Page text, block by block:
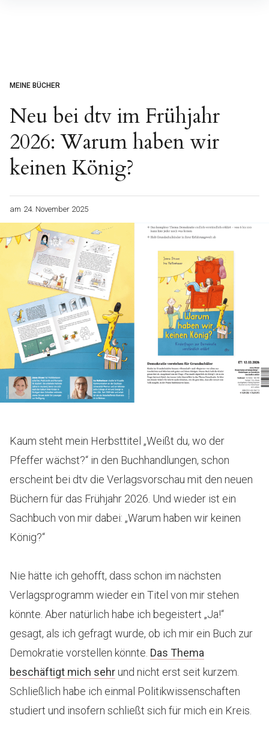
MEINE BÜCHER
Neu bei dtv im Frühjahr
2026: Warum haben wir
keinen König?
am 24. November 2025
Kaum steht mein Herbsttitel „Weißt du, wo der
Pfeffer wächst?“ in den Buchhandlungen, schon
erscheint bei dtv die Verlagsvorschau mit den neuen
Büchern für das Frühjahr 2026. Und wieder ist ein
Sachbuch von mir dabei: „Warum haben wir keinen
König?“
Nie hätte ich gehofft, dass schon im nächsten
Verlagsprogramm wieder ein Titel von mir stehen
könnte. Aber natürlich habe ich begeistert „Ja!“
gesagt, als ich gefragt wurde, ob ich mir ein Buch zur
Demokratie vorstellen könnte. Das Thema
beschäftigt mich sehr und nicht erst seit kurzem.
Schließlich habe ich einmal Politikwissenschaften
studiert und insofern schließt sich für mich ein Kreis.